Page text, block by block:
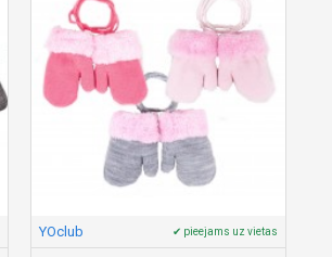
YOclub ✔ pieejams uz vietas